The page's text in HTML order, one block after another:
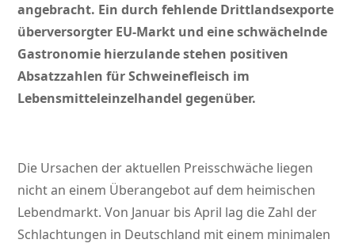
angebracht. Ein durch fehlende Drittlandsexporte
überversorgter EU-Markt und eine schwächelnde
Gastronomie hierzulande stehen positiven
Absatzzahlen für Schweinefleisch im
Lebensmitteleinzelhandel gegenüber.
Die Ursachen der aktuellen Preisschwäche liegen
nicht an einem Überangebot auf dem heimischen
Lebendmarkt. Von Januar bis April lag die Zahl der
Schlachtungen in Deutschland mit einem minimalen